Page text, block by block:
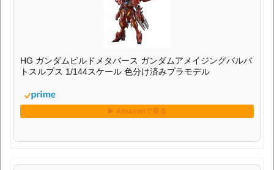
HG ガンダムビルドメタバース ガンダムアメイジングバルバ
トスルプス 1/144スケール 色分け済みプラモデル